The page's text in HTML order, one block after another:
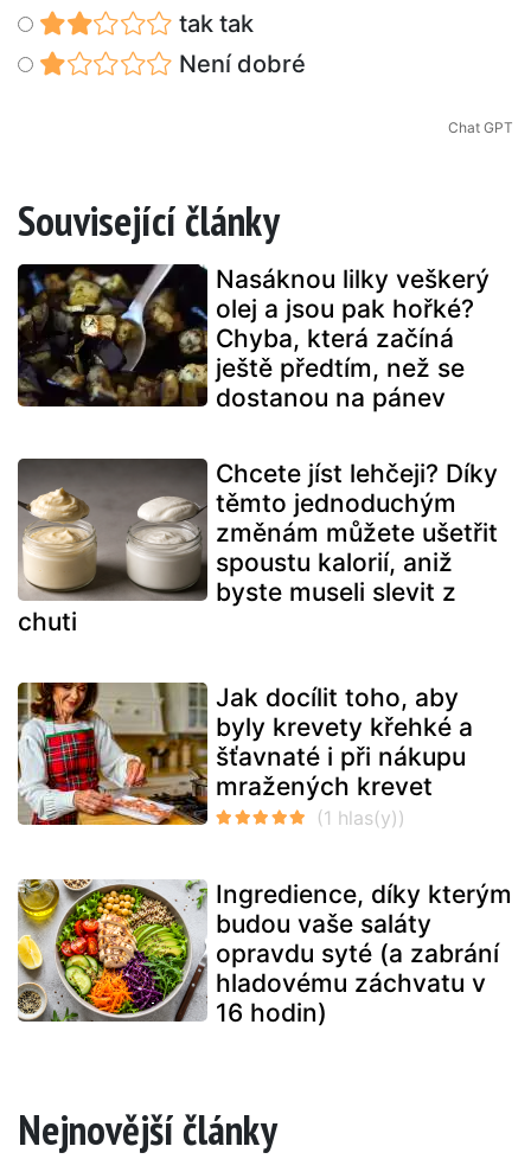
tak tak
Není dobré
Chat GPT
Související články
Nasáknou lilky veškerý
olej a jsou pak hořké?
Chyba, která začíná
ještě předtím, než se
dostanou na pánev
Chcete jíst lehčeji? Díky
těmto jednoduchým
změnám můžete ušetřit
spoustu kalorií, aniž
byste museli slevit z
chuti
Jak docílit toho, aby
byly krevety křehké a
šťavnaté i při nákupu
mražených krevet
Ingredience, díky kterým
budou vaše saláty
opravdu syté (a zabrání
hladovému záchvatu v
16 hodin)
Nejnovější články